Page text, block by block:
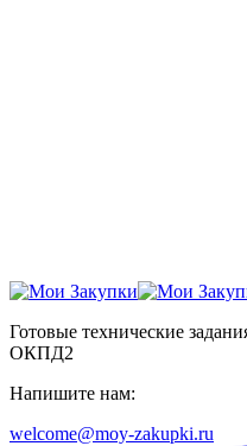
Готовые технические
ОКПД2
Напишите нам:
welcome@moy-zakupki.ru